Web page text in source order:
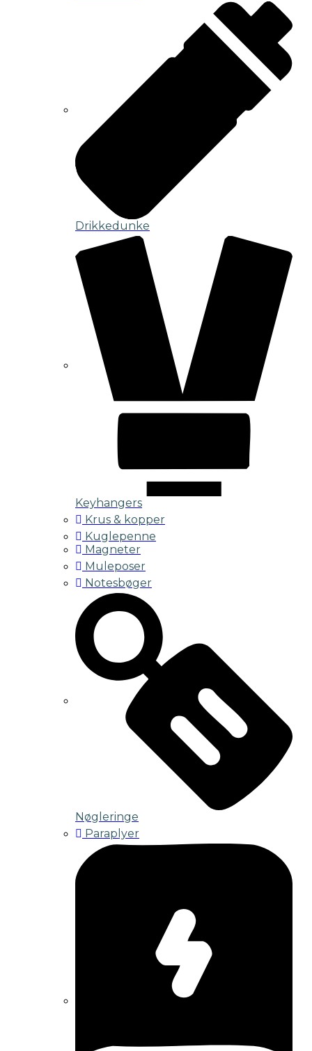
Drikkedunke
Keyhangers
Krus & kopper
Kuglepenne
Magneter
Muleposer
Notesbøger
Nøgleringe
Paraplyer